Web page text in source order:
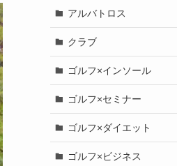
アルバトロス
クラブ
ゴルフ×インソール
ゴルフ×セミナー
ゴルフ×ダイエット
ゴルフ×ビジネス